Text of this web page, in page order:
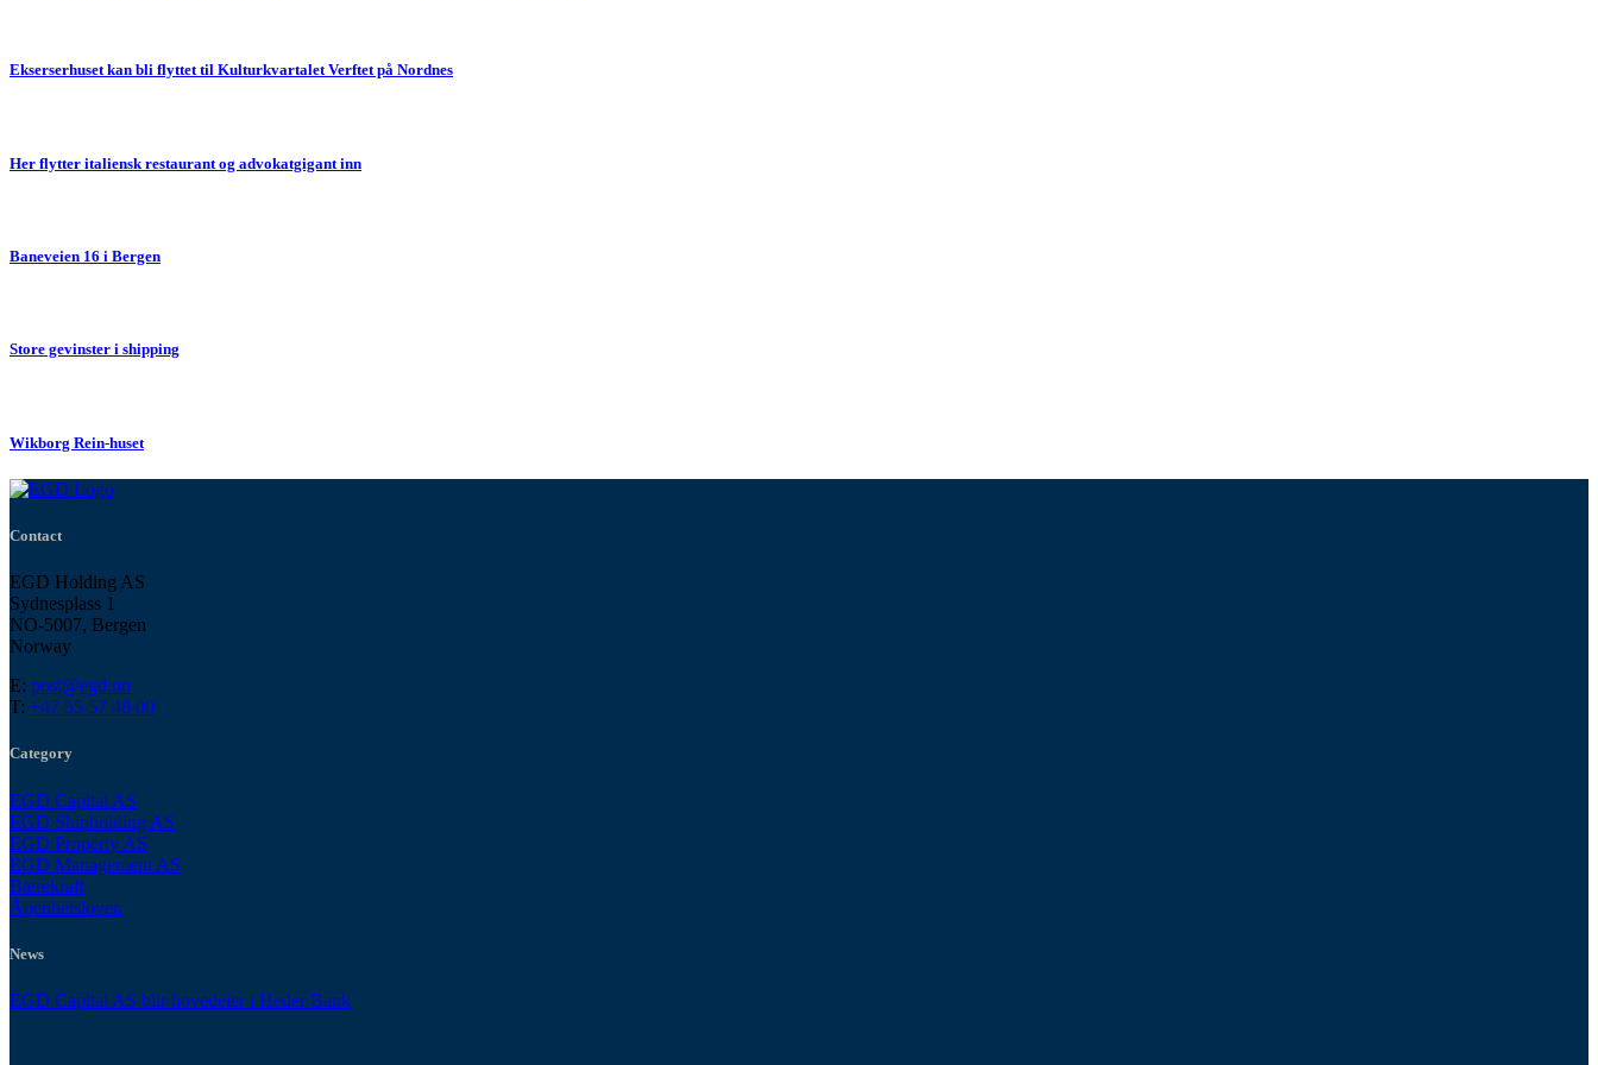
Ekserserhuset kan bli flyttet til Kulturkvartalet Verftet på Nordnes
Her flytter italiensk restaurant og advokatgigant inn
Baneveien 16 i Bergen
Store gevinster i shipping
Wikborg Rein-huset
Contact
EGD Holding AS
Sydnesplass 1
NO-5007, Bergen
Norway
E: post@egd.no
T: +47 55 57 48 00
Category
EGD Capital AS
EGD Shipholding AS
EGD Property AS
EGD Management AS
Bærekraft
Åpenhetsloven
News
EGD Capital AS blir hovedeier i Heder Bank